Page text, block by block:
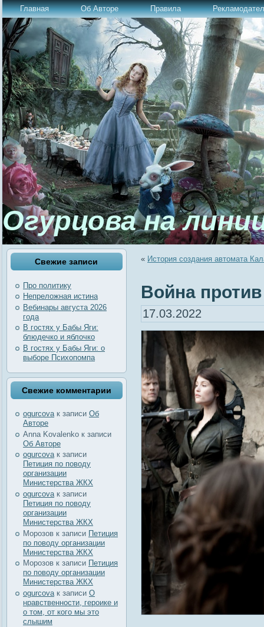
Главная Об Авторе Правила
Огурцова на
Свежие записи
Про политику
Непреложная истина
Вебинары августа 2026
года
В гостях у Бабы Яги:
блюдечко и яблочко
В гостях у Бабы Яги: о
выборе Психопомпа
Свежие комментарии
ogurcovaк записи Об
Авторе
Anna Kovalenko к записи
Об Авторе
ogurcovaк записи
Петиция по поводу
организации
Министерства ЖКХ
ogurcova к записи
Петиция по поводу
организации
Министерства ЖКХ
Морозов к записи Петиция
по поводу организации
Министерства ЖКХ
Морозов к записи Петиция
по поводу организации
Министерства ЖКХ
ogurcova к записи О
нравственности, героике и
о том, от кого мы это
слышим
« История создания автомата
Война
17.03.2022